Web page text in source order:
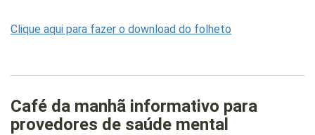
Clique aqui para fazer o download do folheto
Café da manhã informativo para
provedores de saúde mental